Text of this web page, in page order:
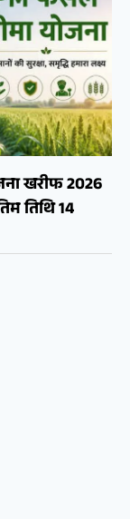
खरीफ 2026
तिथि 14